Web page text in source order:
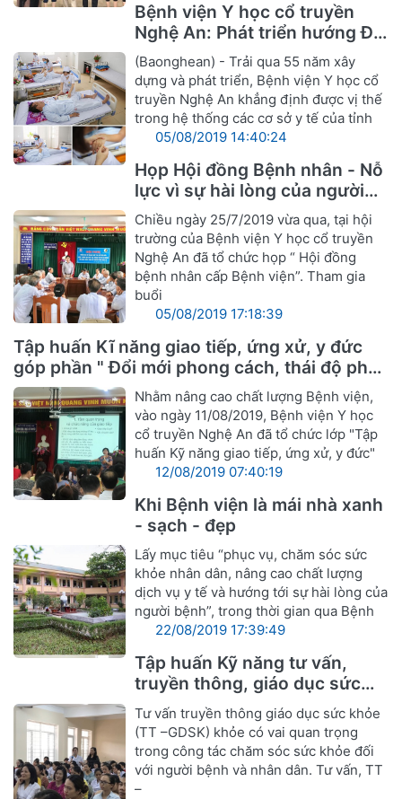
Bệnh viện Y học cổ truyền
Nghệ An: Phát triển hướng Đa
khoa Y, Dược cổ truyền
(Baonghean) - Trải qua 55 năm xây
dựng và phát triển, Bệnh viện Y học cổ
truyền Nghệ An khẳng định được vị thế
trong hệ thống các cơ sở y tế của tỉnh
05/08/2019 14:40:24
Họp Hội đồng Bệnh nhân - Nỗ
lực vì sự hài lòng của người
bệnh
Chiều ngày 25/7/2019 vừa qua, tại hội
trường của Bệnh viện Y học cổ truyền
Nghệ An đã tổ chức họp “ Hội đồng
bệnh nhân cấp Bệnh viện”. Tham gia
buổi
05/08/2019 17:18:39
Tập huấn Kĩ năng giao tiếp, ứng xử, y đức
góp phần " Đổi mới phong cách, thái độ phục
vụ cán bộ ngành Y hướng tới sự hài lòng
người bệnh"
Nhằm nâng cao chất lượng Bệnh viện,
vào ngày 11/08/2019, Bệnh viện Y học
cổ truyền Nghệ An đã tổ chức lớp "Tập
huấn Kỹ năng giao tiếp, ứng xử, y đức"
12/08/2019 07:40:19
Khi Bệnh viện là mái nhà xanh
- sạch - đẹp
Lấy mục tiêu “phục vụ, chăm sóc sức
khỏe nhân dân, nâng cao chất lượng
dịch vụ y tế và hướng tới sự hài lòng của
người bệnh”, trong thời gian qua Bệnh
22/08/2019 17:39:49
Tập huấn Kỹ năng tư vấn,
truyền thông, giáo dục sức
khỏe
Tư vấn truyền thông giáo dục sức khỏe
(TT –GDSK) khỏe có vai quan trọng
trong công tác chăm sóc sức khỏe đối
với người bệnh và nhân dân. Tư vấn, TT
–